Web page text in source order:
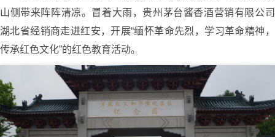
山侧带来阵阵清凉。冒着大雨，贵州茅台酱香酒营销有限公司
湖北省经销商走进红安，开展“缅怀革命先烈，学习革命精神，
传承红色文化”的红色教育活动。